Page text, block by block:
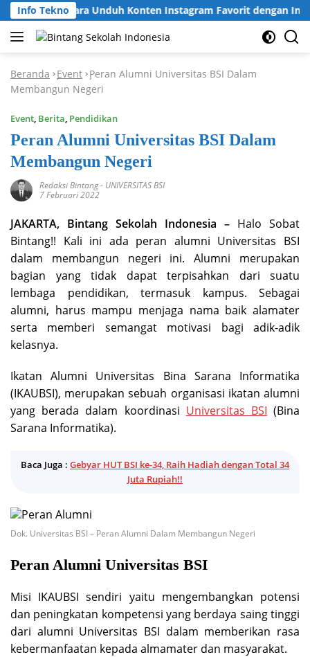
Langsung
ke
konten
Info TeknoCara Unduh Konten Instagram Favorit dengan
Beranda -Event -Peran Alumni Universitas BSI Dalam
Membangun Negeri
Event, Berita, Pendidikan
Peran Alumni Universitas BSI Dalam
Membangun Negeri
Redaksi Bintang- UNIVERSITAS BSI
7 Februari 2022
JAKARTA, Bintang Sekolah Indonesia – Halo Sobat
Bintang!! Kali ini ada peran alumni Universitas BSI
dalam membangun negeri ini. Alumni merupakan
bagian yang tidak dapat terpisahkan dari suatu
lembaga pendidikan, termasuk kampus. Sebagai
alumni, harus mampu menjaga nama baik alamater
serta memberi semangat motivasi bagi adik-adik
kelasnya.
Ikatan Alumni Universitas Bina Sarana Informatika
(IKAUBSI), merupakan sebuah organisasi ikatan alumni
yang berada dalam koordinasi Universitas BSI (Bina
Sarana Informatika).
Baca Juga : Gebyar HUT BSI ke-34, Raih Hadiah dengan Total 34
Juta Rupiah!!
Dok. Universitas BSI – Peran Alumni Dalam Membangun Negeri
Peran Alumni Universitas BSI
Misi IKAUBSI sendiri yaitu mengembangkan potensi
dan peningkatan kompetensi yang berdaya saing tinggi
dari alumni Universitas BSI dalam memberikan rasa
kebermanfaatan kepada almamater dan masyarakat.